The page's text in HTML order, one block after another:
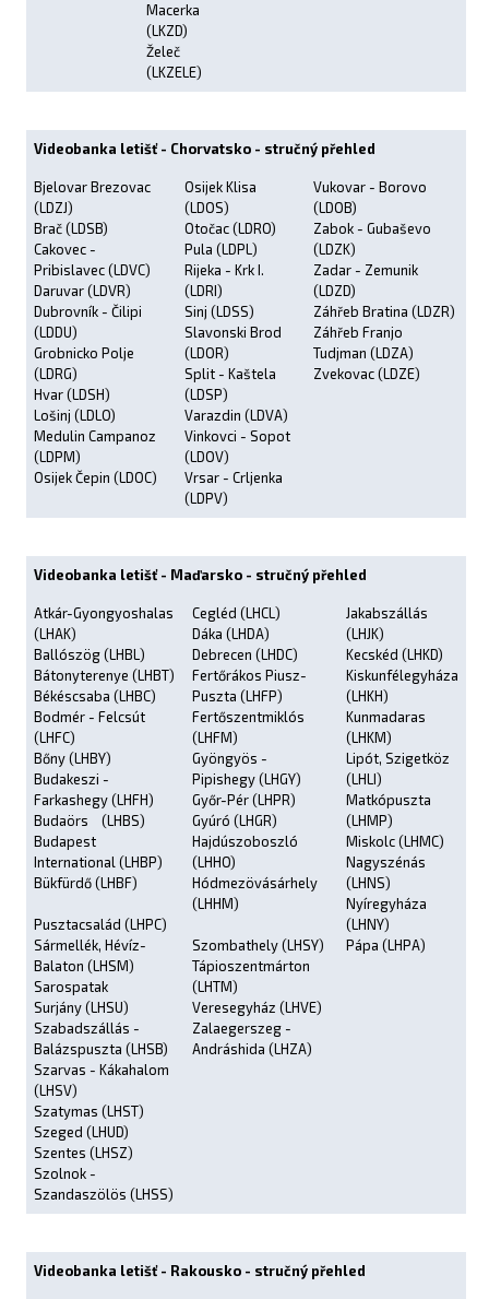
Macerka
(LKZD)
Želeč
(LKZELE)
Videobanka letišť - Chorvatsko - stručný přehled
Bjelovar Brezovac
(LDZJ)
Brač (LDSB)
Cakovec -
Pribislavec (LDVC)
Daruvar (LDVR)
Dubrovník - Čilipi
(LDDU)
Grobnicko Polje
(LDRG)
Hvar (LDSH)
Lošinj (LDLO)
Medulin Campanoz
(LDPM)
Osijek Čepin (LDOC)
Osijek Klisa
(LDOS)
Otočac (LDRO)
Pula (LDPL)
Rijeka - Krk I.
(LDRI)
Sinj (LDSS)
Slavonski Brod
(LDOR)
Split - Kaštela
(LDSP)
Varazdin (LDVA)
Vinkovci - Sopot
(LDOV)
Vrsar - Crljenka
(LDPV)
Vukovar - Borovo
(LDOB)
Zabok - Gubaševo
(LDZK)
Zadar - Zemunik
(LDZD)
Záhřeb Bratina (LDZR)
Záhřeb Franjo
Tudjman (LDZA)
Zvekovac (LDZE)
Videobanka letišť - Maďarsko - stručný přehled
Atkár-Gyongyoshalas
(LHAK)
Ballószög (LHBL)
Bátonyterenye (LHBT)
Békéscsaba (LHBC)
Bodmér - Felcsút
(LHFC)
Bőny (LHBY)
Budakeszi -
Farkashegy (LHFH)
Budaörs (LHBS)
Budapest
International (LHBP)
Bükfürdő (LHBF)
Pusztacsalád (LHPC)
Sármellék, Hévíz-
Balaton (LHSM)
Sarospatak
Surjány (LHSU)
Szabadszállás -
Balázspuszta (LHSB)
Szarvas - Kákahalom
(LHSV)
Szatymas (LHST)
Szeged (LHUD)
Szentes (LHSZ)
Szolnok -
Szandaszölös (LHSS)
Cegléd (LHCL)
Dáka (LHDA)
Debrecen (LHDC)
Fertőrákos Piusz-
Puszta (LHFP)
Fertőszentmiklós
(LHFM)
Gyöngyös -
Pipishegy (LHGY)
Győr-Pér (LHPR)
Gyúró (LHGR)
Hajdúszoboszló
(LHHO)
Hódmezövásárhely
(LHHM)
Szombathely (LHSY)
Tápioszentmárton
(LHTM)
Veresegyház (LHVE)
Zalaegerszeg -
Andráshida (LHZA)
Jakabszállás
(LHJK)
Kecskéd (LHKD)
Kiskunfélegyháza
(LHKH)
Kunmadaras
(LHKM)
Lipót, Szigetköz
(LHLI)
Matkópuszta
(LHMP)
Miskolc (LHMC)
Nagyszénás
(LHNS)
Nyíregyháza
(LHNY)
Pápa (LHPA)
Videobanka letišť - Rakousko - stručný přehled